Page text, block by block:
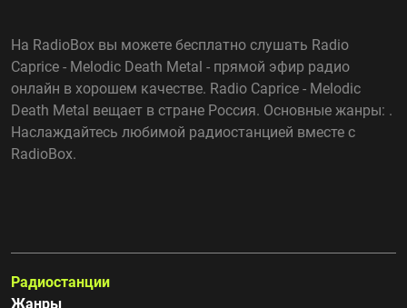
На RadioBox вы можете бесплатно слушать Radio
Caprice - Melodic Death Metal - прямой эфир радио
онлайн в хорошем качестве. Radio Caprice - Melodic
Death Metal вещает в стране Россия. Основные жанры: .
Наслаждайтесь любимой радиостанцией вместе с
RadioBox.
Радиостанции
Жанры